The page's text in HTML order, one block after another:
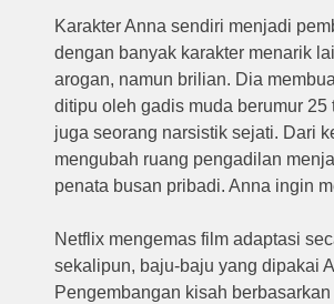
Karakter Anna sendiri menjadi
dengan banyak karakter menarik
arogan, namun brilian. Dia
ditipu oleh gadis muda berumur
juga seorang narsistik sejati. Dari
mengubah ruang pengadilan
penata busan pribadi. Anna ingin
Netflix mengemas film adaptasi
sekalipun, baju-baju yang dipakai
Pengembangan kisah